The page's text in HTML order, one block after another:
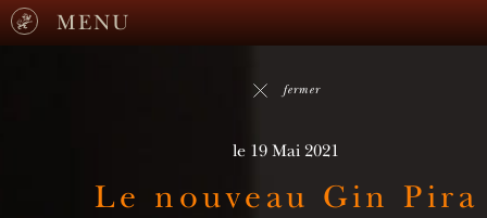
MENU
fermer
le 19 Mai 2021
Le nouveau Gin Pira